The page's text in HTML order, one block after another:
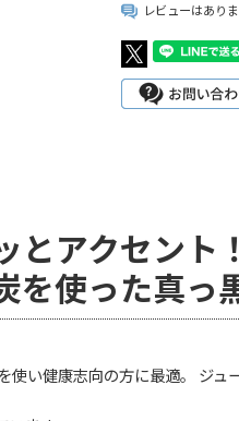
レビューはあり
とアクセント！
を使った真っ
い健康志向の方に最適。 ジ